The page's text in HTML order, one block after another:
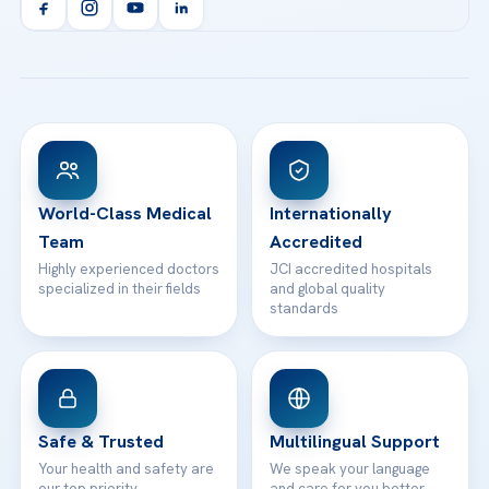
Orthopedics & Traumatology
Acibadem Kartal Hospital
View All Hospitals
Health Library
Patient Rights
Contact
info@acibademhealthpoint.com
Email us
WhatsApp Support
World-Class Medical
Team
Highly experienced doctors
specialized in their fields
Internationally
Accredited
JCI accredited hospitals
and global quality
standards
Safe & Trusted
Your health and safety are
Multilingual Support
We speak your language